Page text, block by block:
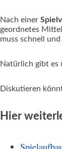
Nach einer
geordnetes
muss schnell
Natürlich gibt es
Diskutieren
Hier